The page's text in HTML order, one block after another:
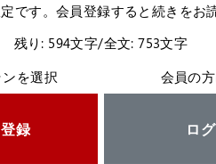
です。会員登録すると続きをお
残り: 594文字/全文: 753文字
を選択
録
会員の
ロ